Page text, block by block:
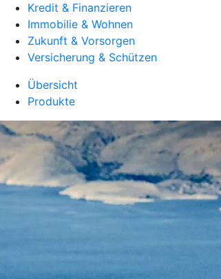
Kredit & Finanzieren
Immobilie & Wohnen
Zukunft & Vorsorgen
Versicherung & Schützen
Übersicht
Produkte